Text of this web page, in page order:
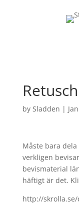
by Sladden |
Måste bara
verkligen
bevismaterial
häftigt är det.
http://